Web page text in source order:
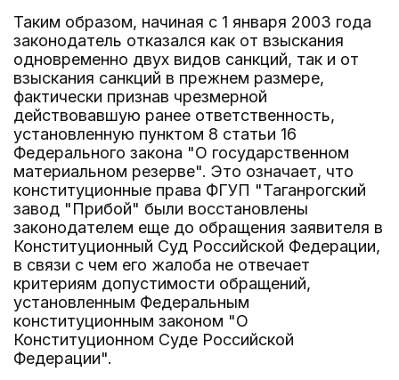
Таким образом, начиная с 1 января 2003 года
законодатель отказался как от взыскания
одновременно двух видов санкций, так и от
взыскания санкций в прежнем размере,
фактически признав чрезмерной
действовавшую ранее ответственность,
установленную пунктом 8 статьи 16
Федерального закона "О государственном
материальном резерве". Это означает, что
конституционные права ФГУП "Таганрогский
завод "Прибой" были восстановлены
законодателем еще до обращения заявителя в
Конституционный Суд Российской Федерации,
в связи с чем его жалоба не отвечает
критериям допустимости обращений,
установленным Федеральным
конституционным законом "О
Конституционном Суде Российской
Федерации".